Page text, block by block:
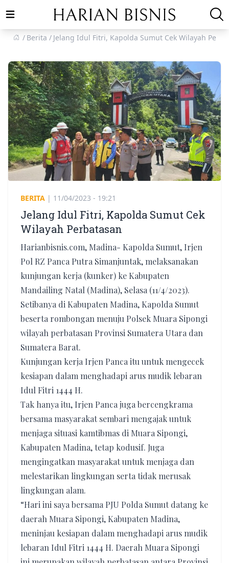
Open main menu
Berita
Jelang Idul Fitri, Kapolda Sumut Cek Wilayah
BERITA | 11/04/2023 - 19:21
Jelang Idul Fitri, Kapolda Sumut Cek
Wilayah Perbatasan
Harianbisnis.com, Madina- Kapolda Sumut, Irjen
Pol RZ Panca Putra Simanjuntak, melaksanakan
kunjungan kerja (kunker) ke Kabupaten
Mandailing Natal (Madina), Selasa (11/4/2023).
Setibanya di Kabupaten Madina, Kapolda Sumut
beserta rombongan menuju Polsek Muara Sipongi
wilayah perbatasan Provinsi Sumatera Utara dan
Sumatera Barat.
Kunjungan kerja Irjen Panca itu untuk mengecek
kesiapan dalam menghadapi arus mudik lebaran
Idul Fitri 1444 H.
Tak hanya itu, Irjen Panca juga bercengkrama
bersama masyarakat sembari mengajak untuk
menjaga situasi kamtibmas di Muara Sipongi,
Kabupaten Madina, tetap kodusif. Juga
mengingatkan masyarakat untuk menjaga dan
melestarikan lingkungan serta tidak merusak
lingkungan alam.
“Hari ini saya bersama PJU Polda Sumut datang ke
daerah Muara Sipongi, Kabupaten Madina,
meninjau kesiapan dalam menghadapi arus mudik
lebaran Idul Fitri 1444 H. Daerah Muara Sipongi